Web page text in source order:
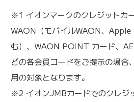
※1 イオンマークのクレジットカ
WAON（モバイルWAON、
む）、WAON POINT カード、
どの各会員コードをご提示の場合
用の対象となります。
※2 イオンJMBカードでのクレジ